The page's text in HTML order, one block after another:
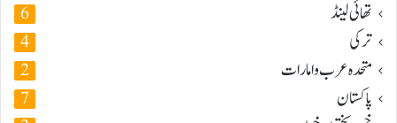
تھائی لینڈ 6
ترکی 4
متحدہ عرب و امارات 2
پاکستان 7